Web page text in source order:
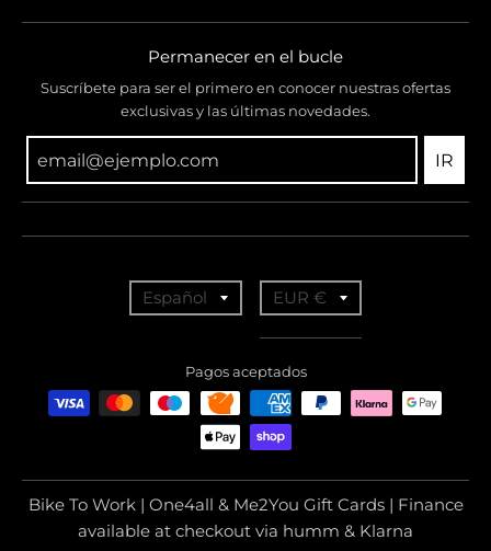
Permanecer en el bucle
Suscríbete para ser el primero en conocer nuestras ofertas
exclusivas y las últimas novedades.
IR
n
a
t
Español
a
n
s
a
t
EUR €
Pagos aceptados
Bike To Work | One4all & Me2You Gift Cards | Finance
available at checkout via humm & Klarna